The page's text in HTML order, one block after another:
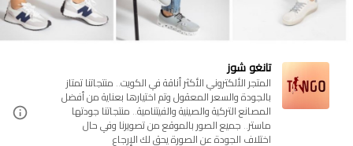
تانغو شوز
المتجر الألكتروني الأكثر أناقة في الكويت.. منتجاتنا تمتاز
بالجودة والسعر المعقول وتم اختيارها بعناية من أفضل
المصانع التركية والصينية والفيتنامية.. منتجاتنا جودتها
ماستر.. جميع الصور بالموقع من تصويرنا وفي حال
اختلاف الجودة عن الصورة يحق لك الإرجاع